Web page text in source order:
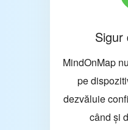
Sigur
MindOnMap
pe
dezvăluie
când și